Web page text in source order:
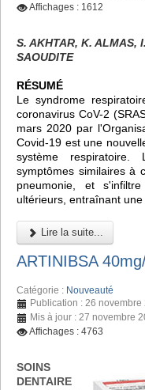
Affichages : 1612
S. AKHTAR, K. ALMAS,
SAOUDITE
RÉSUMÉ
Le syndrome
coronavirus CoV-2
mars 2020 par
Covid-19 est une
système
symptômes similaires à
pneumonie, et
ultérieurs, entraînant une
Lire la suite...
ARTINIBSA
Catégorie : Nouveauté
Publication : 26 novembre
Mis à jour : 27 novembre
Affichages : 4763
SOINS
DENTAIRE